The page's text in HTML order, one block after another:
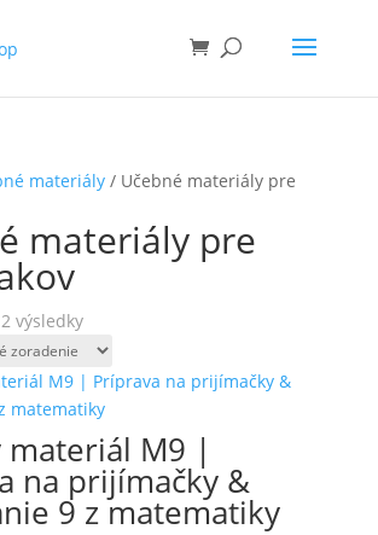
materiály/ Učebné materiály pre
materiály pre
výsledky
materiál M9 |
na prijímačky &
9 z matematiky